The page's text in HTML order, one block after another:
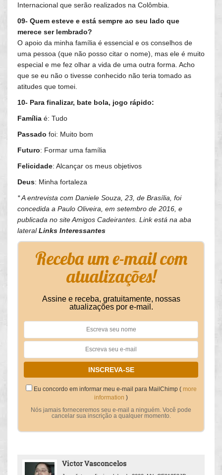
Internacional que serão realizados na Colômbia.
09- Quem esteve e está sempre ao seu lado que
merece ser lembrado?
O apoio da minha família é essencial e os conselhos de
uma pessoa (que não posso citar o nome), mas ele é muito
especial e me fez olhar a vida de uma outra forma. Acho
que se eu não o tivesse conhecido não teria tomado as
atitudes que tomei.
10- Para finalizar, bate bola, jogo rápido:
Família é: Tudo
Passado foi: Muito bom
Futuro: Formar uma família
Felicidade: Alcançar os meus objetivos
Deus: Minha fortaleza
* A entrevista com Daniele Souza, 23, de Brasília, foi
concedida a Paulo Oliveira, em setembro de 2016, e
publicada no site Amigos Cadeirantes. Link está na aba
lateralLinks Interessantes
Receba um e-mail com
atualizações!
Assine e receba, gratuitamente, nossas
atualizações por e-mail.
Eu concordo em informar meu e-mail para MailChimp ( more
information )
Nós jamais forneceremos seu e-mail a ninguém. Você pode
cancelar sua inscrição a qualquer momento.
Victor Vasconcelos